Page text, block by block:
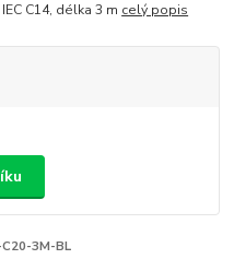
C14, délka 3 m celý popis
3M-BL